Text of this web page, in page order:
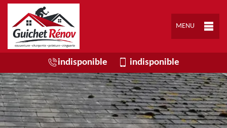
MENU
indisponible indisponible